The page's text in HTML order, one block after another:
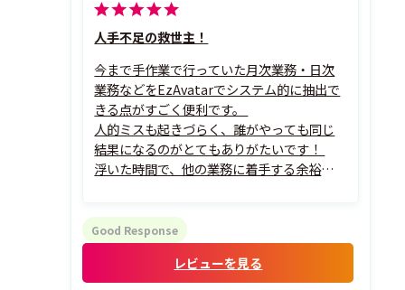
人手不足の救世主！
今まで手作業で行っていた月次業務・日次
業務などをEzAvatarでシステム的に抽出で
きる点がすごく便利です。
人的ミスも起きづらく、誰がやっても同じ
結果になるのがとてもありがたいです！
浮いた時間で、他の業務に着手する余裕も生
Good Response
レビューを見る